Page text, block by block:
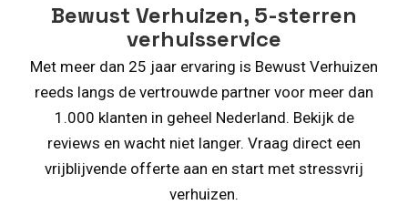
Bewust Verhuizen, 5-sterren
verhuisservice
Met meer dan 25 jaar ervaring is Bewust Verhuizen
reeds langs de vertrouwde partner voor meer dan
1.000 klanten in geheel Nederland. Bekijk de
reviews en wacht niet langer. Vraag direct een
vrijblijvende offerte aan en start met stressvrij
verhuizen.